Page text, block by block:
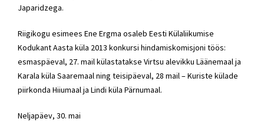
Japaridzega.
Riigikogu esimees Ene Ergma osaleb Eesti Külaliikumise
Kodukant Aasta küla 2013 konkursi hindamiskomisjoni töös:
esmaspäeval, 27. mail külastatakse Virtsu alevikku Läänemaal ja
Karala küla Saaremaal ning teisipäeval, 28 mail – Kuriste külade
piirkonda Hiiumaal ja Lindi küla Pärnumaal.
Neljapäev, 30. mai